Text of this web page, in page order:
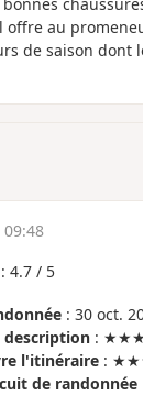
offre au
de saison dont
09:48
: 4.7 / 5
: 30 oct.
description :
l'itinéraire :
de randonnée